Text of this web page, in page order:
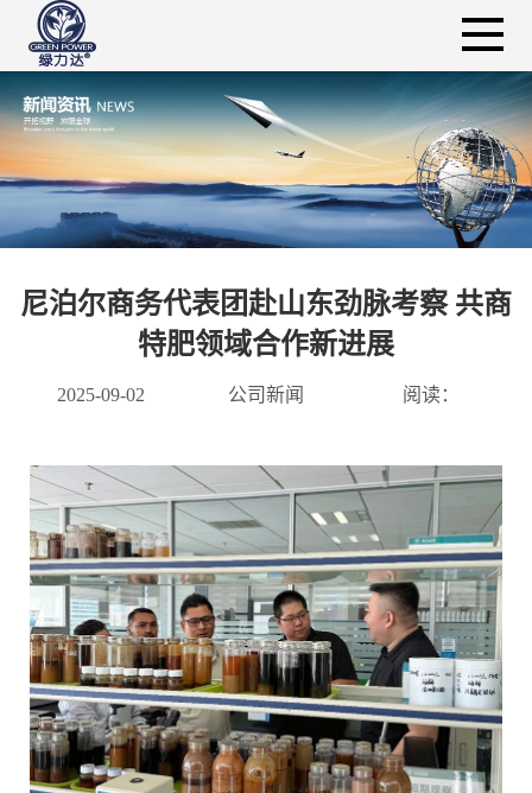
尼泊尔商务代表团赴山东劲脉考察 共商
特肥领域合作新进展
2025-09-02 公司新闻 阅读：